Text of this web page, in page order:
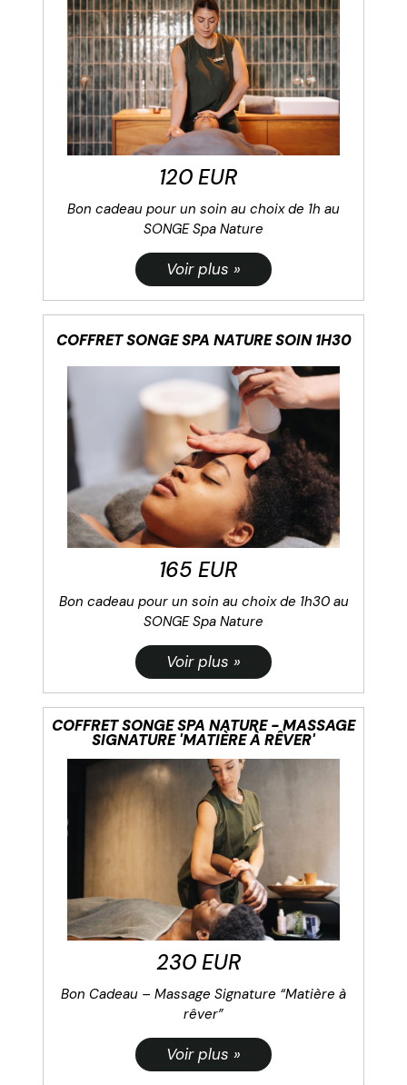
120 EUR
Bon cadeau pour un soin au choix de 1h au
SONGE Spa Nature
COFFRET SONGE SPA NATURE SOIN 1H30
165 EUR
Bon cadeau pour un soin au choix de 1h30 au
SONGE Spa Nature
COFFRET SONGE SPA NATURE - MASSAGE
SIGNATURE 'MATIÈRE À RÊVER'
230 EUR
Bon Cadeau – Massage Signature “Matière à
rêver”